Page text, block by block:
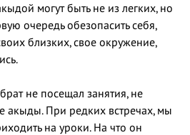
могут быть не из легких, но
очередь обезопасить себя,
близких, свое окружение,
не посещал занятия, не
акыды. При редких встречах, мы
на уроки. На что он